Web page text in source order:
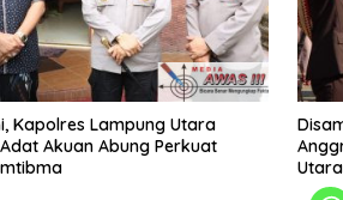
Kapolres Lampung Utara
Akuan Abung Perkuat
Utara